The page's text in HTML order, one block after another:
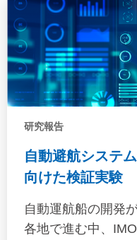
研究報告
自動避航システ
向けた検証実験
自動運航船の開発
各地で進む中、